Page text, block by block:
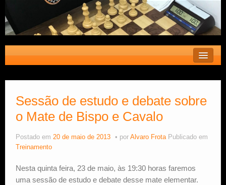
Fique Sócio
Quem Somos?
Calendário
Sessão de estudo e debate sobre
o Mate de Bispo e Cavalo
Postado em 20 de maio de 2013 por Alvaro Frota Publicado em
Treinamento
Nesta quinta feira, 23 de maio, às 19:30 horas faremos
uma sessão de estudo e debate desse mate elementar.